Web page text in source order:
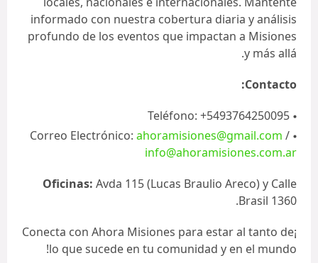
informado con nuestra cobertura diaria y análisis
profundo de los eventos que impactan a Misiones
y más allá.
Contacto:
Teléfono: +5493764250095
Correo Electrónico: ahoramisiones@gmail.com /
info@ahoramisiones.com.ar
Oficinas: Avda 115 (Lucas Braulio Areco) y Calle
Brasil 1360.
¡Conecta con Ahora Misiones para estar al tanto de
lo que sucede en tu comunidad y en el mundo!